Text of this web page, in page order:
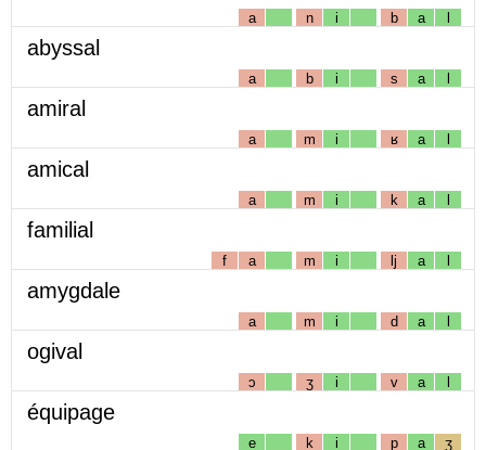
a n i b a l
abyssal
a b i s a l
amiral
a m i ʁ a l
amical
a m i k a l
familial
f a m i lj a l
amygdale
a m i d a l
ogival
ɔ ʒ i v a l
équipage
e k i p a ʒ